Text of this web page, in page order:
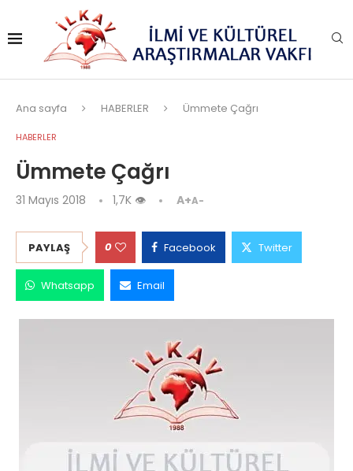
Ana sayfa HABERLER Ümmete Çağrı
HABERLER
Ümmete Çağrı
31 Mayıs 2018 1,7K 👁 A+A-
PAYLAŞ 0 Facebook Twitter
Whatsapp Email